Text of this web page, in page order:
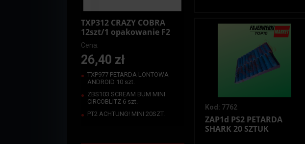
Kod: 7762
ZAP1d PS2 PETARDA
SHARK 20 SZTUK
TXP312 CRAZY COBRA
12szt/1 opakowanie F2
Cena:
26,40 zł
TXP977 PETARDA LONTOWA
ANDROID 10 szt.
ZBS103 SCREAM BUM MINI
CIRCOBLITZ 6 szt.
PT2 ACHTUNG! MINI 20SZT.